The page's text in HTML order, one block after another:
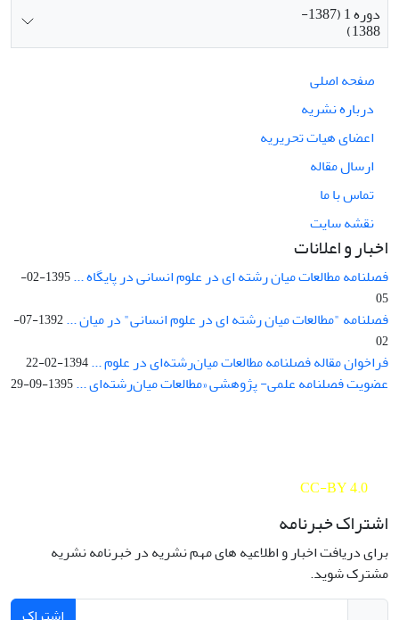
دوره 1 (1387-
1388)
صفحه اصلی
درباره نشریه
اعضای هیات تحریریه
ارسال مقاله
تماس با ما
نقشه سایت
اخبار و اعلانات
فصلنامه مطالعات میان رشته ای در علوم انسانی در پایگاه ...
1395-02-
05
فصلنامه "مطالعات میان رشته ای در علوم انسانی" در میان ...
1392-07-
02
فراخوان مقاله فصلنامه مطالعات میان‌رشته‌ای در علوم ...1394-02-22
عضویت فصلنامه علمی- پژوهشی «مطالعات میان‌رشته‌ای ...1395-09-29
CC-BY 4.0
اشتراک خبرنامه
برای دریافت اخبار و اطلاعیه های مهم نشریه در خبرنامه نشریه
مشترک شوید.